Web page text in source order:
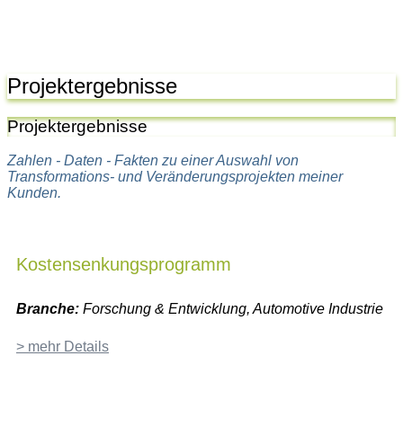
Projektergebnisse
Projektergebnisse
Zahlen - Daten - Fakten zu einer Auswahl von
Transformations- und Veränderungsprojekten meiner
Kunden.
Kostensenkungsprogramm
Branche: Forschung & Entwicklung, Automotive Industrie
> mehr Details